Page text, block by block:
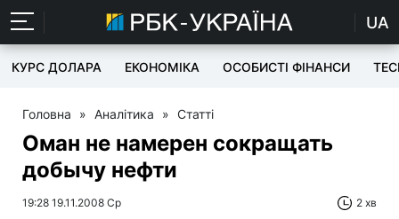
UA
КУРС ДОЛАРА ЕКОНОМІКА ОСОБИСТІ ФІНАНСИ
Головна » Аналітика » Статті
Оман не намерен сокращать
добычу нефти
19:28 19.11.2008 Ср 2 хв